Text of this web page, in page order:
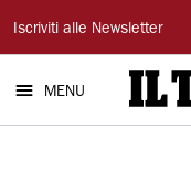
Il
Tirreno
Iscriviti alle Newsletter
MENU